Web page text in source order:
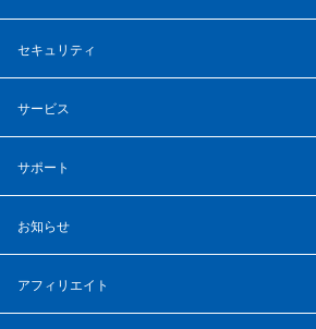
セキュリティ
サービス
サポート
お知らせ
アフィリエイト